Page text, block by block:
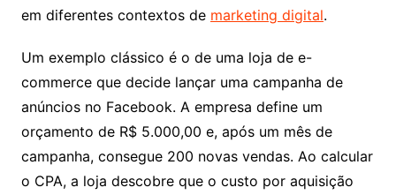
em diferentes contextos de marketing digital.
Um exemplo clássico é o de uma loja de e-
commerce que decide lançar uma campanha de
anúncios no Facebook. A empresa define um
orçamento de R$ 5.000,00 e, após um mês de
campanha, consegue 200 novas vendas. Ao calcular
o CPA, a loja descobre que o custo por aquisição